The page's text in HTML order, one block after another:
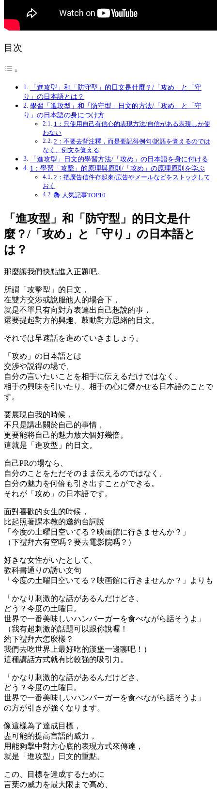
目次
「進攻型」和「防守型」的日文是什麼？/「攻め」と「守
り」の日本語とは？
學習「進攻型」和「防守型」日文的方法/「攻め」と「守
り」の日本語の身につけ方
1：只使用自己有信心的表現方法/自信がある表現しか使
わない
2：不要去背注釋，而是要記得例句/訳語を覚えるのでは
なく、例文を覚える
「進攻型」日文的學習方法/「攻め」の日本語を身に付ける
1：學習「攻擊」的原理與原則/「攻め」の原理原則を学ぶ
2：把廣告信件存起來/広告やメールなどをストックして
おく
📚 人気記事TOP10
「進攻型」和「防守型」的日文是什
麼？/「攻め」と「守り」の日本語と
は？
那麼讓我們快點進入正題吧。
所謂 「攻擊型」的日文 ，
在雙方交涉或說服他人的場合下，
就是不單只有向對方表達出自己想說的事，
還要提起對方的興趣、鼓動對方思緒的日文。
それでは早速話を進めていきましょう。
「攻め」の日本語とは
交渉や説得の場で、
自分の言いたいことを相手に伝えるだけではなく、
相手の興味を引いたり、相手の心に響かせる日本語のことで
す。
要展現自我的時候，
不只是講出關於自己的事情，
更要能將自己的魅力放大個好幾倍。
這就是「 進攻型 」的日文。
自己PRの場なら、
自分のことをただそのまま伝えるのではなく、
自分の魅力を何倍も引き出すことができる。
それが「攻め」の日本語です。
面對喜歡的女生的時候，
比起照著課本教的邀約台詞說
「今度の土曜日空いてる？映画館に行きませんか？」
（下禮拜六有空嗎？要去電影院嗎？）
好きな女性がいたとして、
教科書通りの誘い文句
「今度の土曜日空いてる？映画館に行きませんか？」よりも
「かなり刺激的な話があるんだけどさ、
どう？今度の土曜日。
世界で一番美味しいハンバーガーを食べながら話そうよ」
（我有超刺激的話題可以跟你說喔！
約下禮拜六怎麼樣？
我們去吃世界上最好吃的漢堡一邊聊吧！）
這種講話方式就有比較強的吸引力。
「かなり刺激的な話があるんだけどさ、
どう？今度の土曜日。
世界で一番美味しいハンバーガーを食べながら話そうよ」
の方が引きが強くなります。
像這樣為了達成目標，
盡可能的提高言語的威力，
用能夠擊中對方心底的表現方式來傳達，
就是「進攻型」日文的重點。
この、目標を達成するために
言葉の威力を最大限まで高め、